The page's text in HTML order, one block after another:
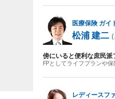
医療保険 ガイ
松浦 建二 (
傍にいると便利な庶民
FPとしてライフプランや
レディースフ